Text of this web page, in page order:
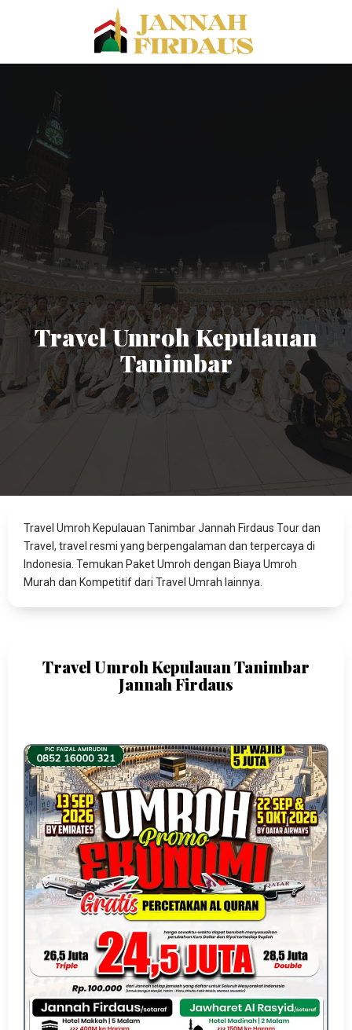
Travel Umroh Kepulauan
Tanimbar
Travel Umroh Kepulauan Tanimbar Jannah Firdaus Tour dan
Travel, travel resmi yang berpengalaman dan terpercaya di
Indonesia. Temukan Paket Umroh dengan Biaya Umroh
Murah dan Kompetitif dari Travel Umrah lainnya.
Travel Umroh Kepulauan Tanimbar
Jannah Firdaus